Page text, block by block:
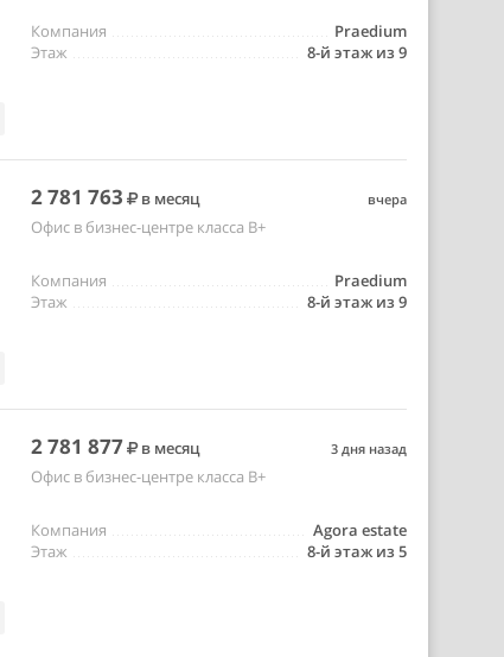
Praedium
Компания
8-й этаж из 9
Этаж
2 781 763 в месяц вчера
Офис в бизнес-центре класса B+
Praedium
Компания
8-й этаж из 9
Этаж
2 781 877 в месяц 3 дня назад
Офис в бизнес-центре класса B+
Agora estate
Компания
8-й этаж из 5
Этаж